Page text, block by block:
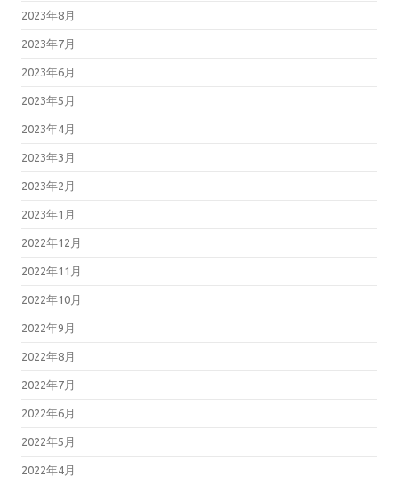
2023年8月
2023年7月
2023年6月
2023年5月
2023年4月
2023年3月
2023年2月
2023年1月
2022年12月
2022年11月
2022年10月
2022年9月
2022年8月
2022年7月
2022年6月
2022年5月
2022年4月